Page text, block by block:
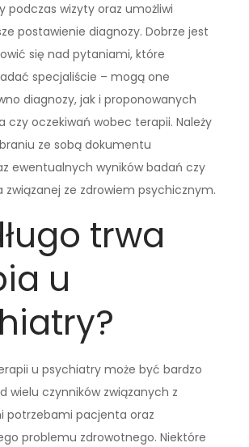
podczas wizyty oraz umożliwi
postawienie diagnozy. Dobrze jest
się nad pytaniami, które
specjaliście – mogą one
diagnozy, jak i proponowanych
czy oczekiwań wobec terapii. Należy
ze sobą dokumentu
ewentualnych wyników badań czy
związanej ze zdrowiem psychicznym.
trwa
u
u psychiatry może być bardzo
wielu czynników związanych z
potrzebami pacjenta oraz
problemu zdrowotnego. Niektóre